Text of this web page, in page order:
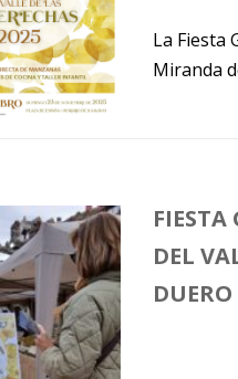
La Fiesta
Miranda
DEL